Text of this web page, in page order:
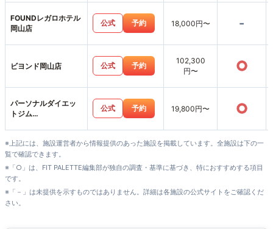
FOUNDレガロホテル
岡山店
公式 予約 18,000円〜 -
ビヨンド岡山店 公式 予約
102,300
円〜
○
パーソナルダイエッ
トジム
公式 予約 19,800円〜 ○
※上記には、施設運営者から情報提供のあった施設を掲載しています。全施設は下の一
覧で確認できます。
※「○」は、FIT PALETTE編集部が独自の調査・基準に基づき、特におすすめする項目
です。
※「－」は未提供を示すものではありません。詳細は各施設の公式サイトをご確認くだ
さい。